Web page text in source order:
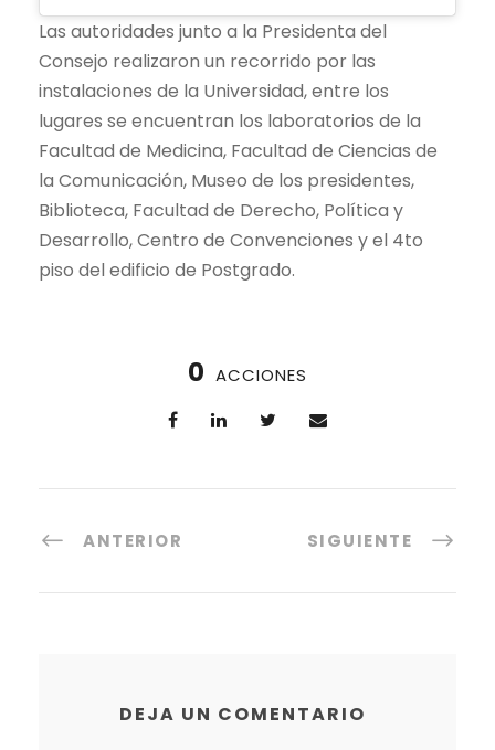
Las autoridades junto a la Presidenta del
Consejo realizaron un recorrido por las
instalaciones de la Universidad, entre los
lugares se encuentran los laboratorios de la
Facultad de Medicina, Facultad de Ciencias de
la Comunicación, Museo de los presidentes,
Biblioteca, Facultad de Derecho, Política y
Desarrollo, Centro de Convenciones y el 4to
piso del edificio de Postgrado.
0 ACCIONES
ANTERIOR SIGUIENTE
DEJA UN COMENTARIO